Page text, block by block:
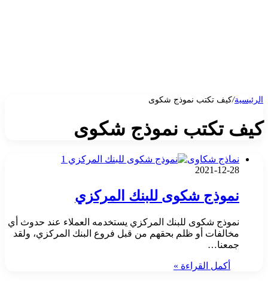
الرئيسية/كيف تكتب نموذج شكوى
كيف تكتب نموذج شكوى
نماذج شكاوى
2021-12-28
نموذج شكوى للبنك المركزي
نموذج شكوى للبنك المركزي يستخدمه العملاء عند حدوث أي
مخالفات أو ظلم بحقهم من قبل فروع البنك المركزي، ولقد
جمعنا…
أكمل القراءة »